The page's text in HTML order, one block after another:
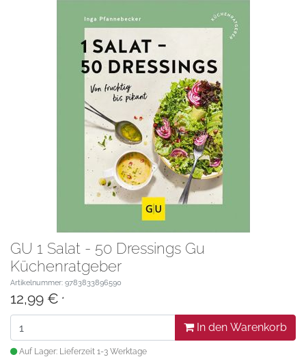
GU 1 Salat - 50 Dressings Gu
Küchenratgeber
Artikelnummer: 9783833896590
12,99 € *
In den Warenkorb
Auf Lager: Lieferzeit 1-3 Werktage